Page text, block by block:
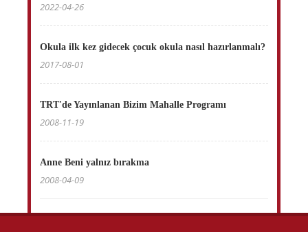
2022-04-26
Okula ilk kez gidecek çocuk okula nasıl hazırlanmalı?
2017-08-01
TRT'de Yayınlanan Bizim Mahalle Programı
2008-11-19
Anne Beni yalnız bırakma
2008-04-09